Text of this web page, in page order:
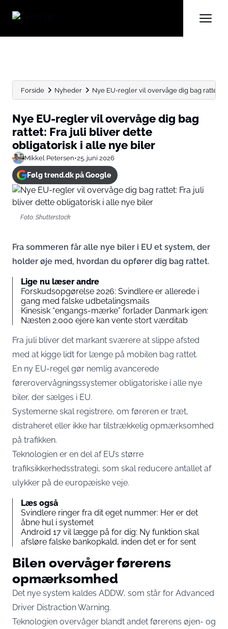
Forside Nyheder Nye EU-regler vil overvåge dig bag rattet:
Nye EU-regler vil overvåge dig bag
rattet: Fra juli bliver dette
obligatorisk i alle nye biler
Mikkel Petersen•25. juni 2026
Følg trend.dk på Google
Foto: Shutterstock
Fra sommeren får alle nye biler i EU et system, der
holder øje med, hvordan du opfører dig bag rattet.
Lige nu læser andre
Forskudsopgørelse 2026: Svindlere er allerede i
gang med falske udbetalingsmails
Kinesisk “engangs-mærke” forlader Danmark igen:
Næsten 2.000 ejere kan vente stort værditab
Fra juli bliver det markant sværere at slippe afsted
med at kigge lidt for længe på mobilen bag rattet.
En ny EU-regel gør nemlig avancerede
førerovervågningssystemer obligatoriske i alle nye
biler, der sælges i EU.
Systemerne skal registrere, om føreren er træt,
distraheret eller ikke har tilstrækkelig opmærksomhed
på trafikken.
Teknologien er en del af EU’s større
trafiksikkerhedsstrategi, som skal reducere antallet af
ulykker på de europæiske veje.
Læs også
Svindlere ringer fra dit eget nummer: Her er det
åbne hul i systemet
Android 17 vil lægge på for dig: Ny funktion skal
afsløre falske bankopkald, inden det er for sent
Bilen overvåger førerens
opmærksomhed
Det nye system kaldes ADDW, som står for Advanced
Driver Distraction Warning.
Teknologien overvåger blandt andet førerens øjen- og